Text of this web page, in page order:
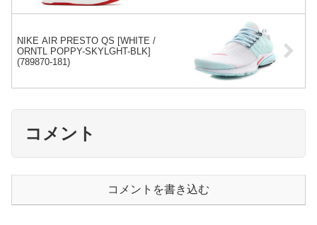
NIKE AIR PRESTO QS [WHITE /
ORNTL POPPY-SKYLGHT-BLK]
(789870-181)
コメント
コメントを書き込む